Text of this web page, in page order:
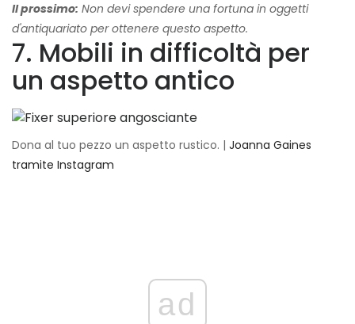
Il prossimo: Non devi spendere una fortuna in oggetti
d'antiquariato per ottenere questo aspetto.
7. Mobili in difficoltà per
un aspetto antico
Dona al tuo pezzo un aspetto rustico. | Joanna Gaines
tramite Instagram
ad